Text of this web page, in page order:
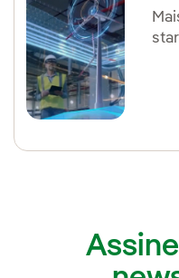
ã
o